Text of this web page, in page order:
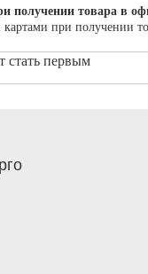
получении товара в
картами при получении
стать первым